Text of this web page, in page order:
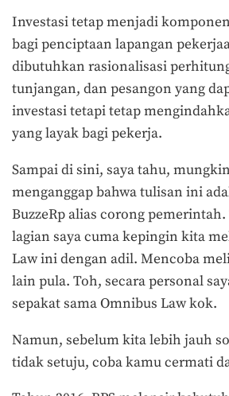
Investasi tetap menjadi
bagi penciptaan lapangan
dibutuhkan rasionalisasi
tunjangan, dan pesangon yang
investasi tetapi tetap
yang layak bagi pekerja.
Sampai di sini, saya tahu,
menganggap bahwa tulisan ini
BuzzeRp alias corong
lagian saya cuma kepingin kita
Law ini dengan adil. Mencoba
lain pula. Toh, secara personal
sepakat sama Omnibus Law kok.
Namun, sebelum kita lebih jauh
tidak setuju, coba kamu cermati